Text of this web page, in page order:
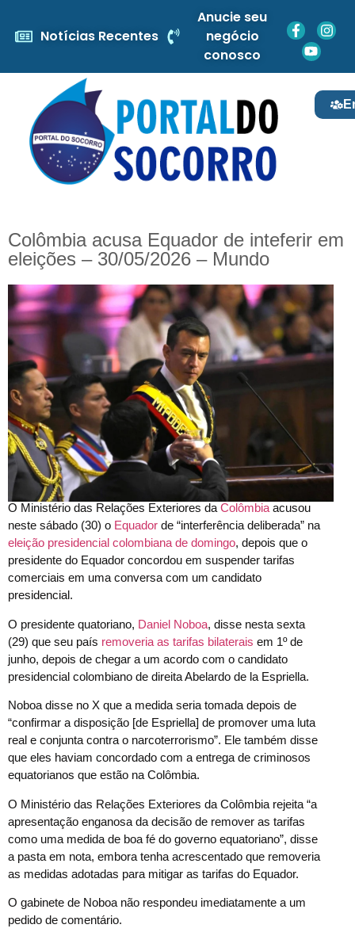
Notícias Recentes
Anucie seu
negócio
conosco
Colômbia acusa Equador de inteferir em
eleições – 30/05/2026 – Mundo
O Ministério das Relações Exteriores da Colômbia acusou
neste sábado (30) o Equador de “interferência deliberada” na
eleição presidencial colombiana de domingo, depois que o
presidente do Equador concordou em suspender tarifas
comerciais em uma conversa com um candidato
presidencial.
O presidente quatoriano, Daniel Noboa, disse nesta sexta
(29) que seu país removeria as tarifas bilaterais em 1º de
junho, depois de chegar a um acordo com o candidato
presidencial colombiano de direita Abelardo de la Espriella.
Noboa disse no X que a medida seria tomada depois de
“confirmar a disposição [de Espriella] de promover uma luta
real e conjunta contra o narcoterrorismo”. Ele também disse
que eles haviam concordado com a entrega de criminosos
equatorianos que estão na Colômbia.
O Ministério das Relações Exteriores da Colômbia rejeita “a
apresentação enganosa da decisão de remover as tarifas
como uma medida de boa fé do governo equatoriano”, disse
a pasta em nota, embora tenha acrescentado que removeria
as medidas adotadas para mitigar as tarifas do Equador.
O gabinete de Noboa não respondeu imediatamente a um
pedido de comentário.